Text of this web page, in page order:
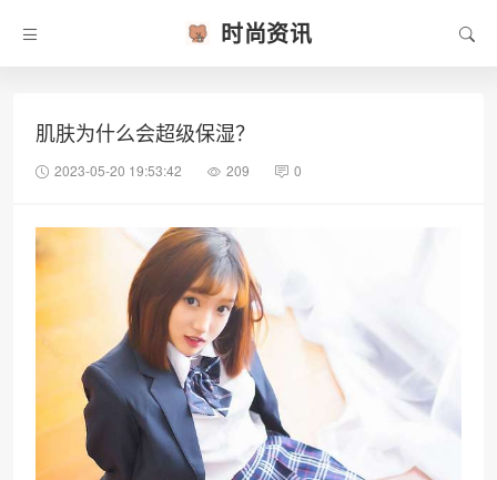
时尚资讯
肌肤为什么会超级保湿？
2023-05-20 19:53:42 209 0